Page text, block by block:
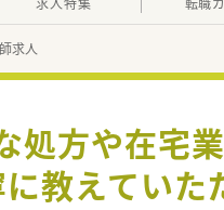
求人
処方や在
教えていた